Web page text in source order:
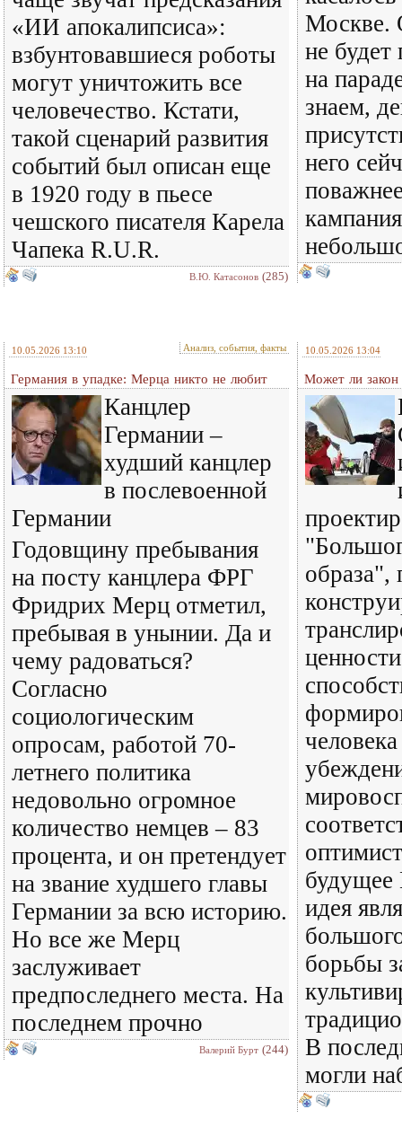
«ИИ апокалипсиса»:
взбунтовавшиеся роботы
могут уничтожить все
человечество. Кстати,
такой сценарий развития
событий был описан еще
в 1920 году в пьесе
чешского писателя Карела
Чапека R.U.R.
В.Ю. Катасонов (285)
Москве.
не будет
на
знаем,
него
10.05.2026 13:10 Анализ, события, факты
Германия в упадке: Мерца никто не любит
Канцлер
Германии –
худший канцлер
в послевоенной
Германии
Годовщину пребывания
на посту канцлера ФРГ
Фридрих Мерц отметил,
пребывая в унынии. Да и
чему радоваться?
Согласно
социологическим
опросам, работой 70-
летнего политика
недовольно огромное
количество немцев – 83
процента, и он претендует
на звание худшего главы
Германии за всю историю.
Но все же Мерц
заслуживает
предпоследнего места. На
последнем прочно
Валерий Бурт (244)
10.05.2026 13:04
Может ли закон
образа",
будущее
идея
борьбы
В
могли